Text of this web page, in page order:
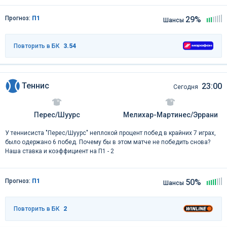
Прогноз: П1 Шансы 29%
Повторить в БК 3.54
Теннис Сегодня 23:00
Перес/Шуурс Мелихар-Мартинес/Эррани
У теннисиста "Перес/Шуурс" неплохой процент побед в крайних 7 играх,
было одержано 6 побед. Почему бы в этом матче не победить снова?
Наша ставка и коэффициент на П1 - 2
Прогноз: П1 Шансы 50%
Повторить в БК 2